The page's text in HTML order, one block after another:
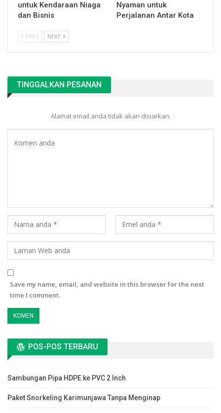
untuk Kendaraan Niaga
dan Bisnis
Nyaman untuk
Perjalanan Antar Kota
PREV NEXT
TINGGALKAN PESANAN
Alamat email anda tidak akan disiarkan.
Save my name, email, and website in this browser for the next
time I comment.
POS-POS TERBARU
Sambungan Pipa HDPE ke PVC 2 Inch
Paket Snorkeling Karimunjawa Tanpa Menginap